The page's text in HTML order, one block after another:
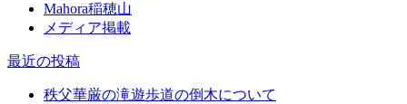
Mahora稲穂山
メディア掲載
最近の投稿
秩父華厳の滝遊歩道の倒木について